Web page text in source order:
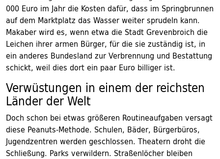
000 Euro im Jahr die Kosten dafür, dass im Springbrunnen
auf dem Marktplatz das Wasser weiter sprudeln kann.
Makaber wird es, wenn etwa die Stadt Grevenbroich die
Leichen ihrer armen Bürger, für die sie zuständig ist, in
ein anderes Bundesland zur Verbrennung und Bestattung
schickt, weil dies dort ein paar Euro billiger ist.
Verwüstungen in einem der reichsten
Länder der Welt
Doch schon bei etwas größeren Routineaufgaben versagt
diese Peanuts-Methode. Schulen, Bäder, Bürgerbüros,
Jugendzentren werden geschlossen. Theatern droht die
Schließung. Parks verwildern. Straßenlöcher bleiben